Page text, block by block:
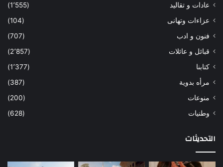
عادات و تقاليد
(1٬555)
عزاءات وتهانى
(104)
فنون و ادب
(707)
قبائل و عائلات
(2٬857)
كتابنا
(1٬377)
مرأه بدوية
(387)
منوعات
(200)
وطنيات
(628)
التحديثات